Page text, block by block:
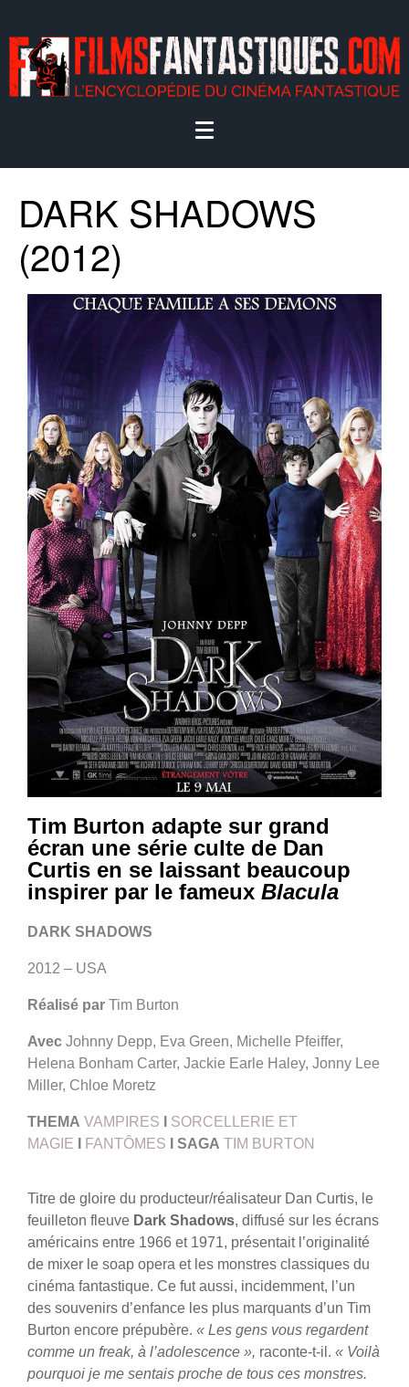
DARK SHADOWS
(2012)
Tim Burton adapte sur grand
écran une série culte de Dan
Curtis en se laissant beaucoup
inspirer par le fameux Blacula
DARK SHADOWS
2012 – USA
Réalisé par Tim Burton
Avec Johnny Depp, Eva Green, Michelle Pfeiffer,
Helena Bonham Carter, Jackie Earle Haley, Jonny Lee
Miller, Chloe Moretz
THEMA VAMPIRES
SORCELLERIE ET
MAGIE
FANTÔMES SAGA TIM BURTON
Titre de gloire du producteur/réalisateur Dan Curtis, le
feuilleton fleuve Dark Shadows, diffusé sur les écrans
américains entre 1966 et 1971, présentait l’originalité
de mixer le soap opera et les monstres classiques du
cinéma fantastique. Ce fut aussi, incidemment, l’un
des souvenirs d’enfance les plus marquants d’un Tim
Burton encore prépubère. « Les gens vous regardent
comme un freak, à l’adolescence », raconte-t-il. « Voilà
pourquoi je me sentais proche de tous ces monstres.